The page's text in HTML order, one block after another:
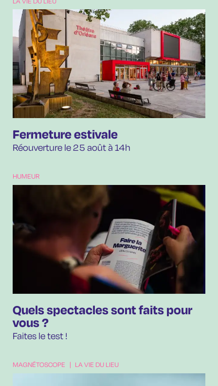
LA VIE DU LIEU
Fermeture estivale
Réouverture le 25 août à 14h
HUMEUR
Quels spectacles sont faits pour
vous ?
Faites le test !
MAGNÉTOSCOPE LA VIE DU LIEU